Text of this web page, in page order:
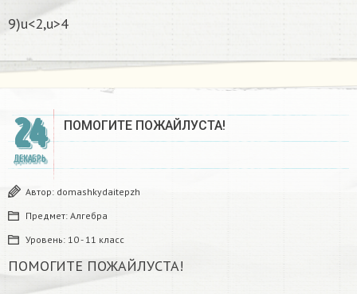
9)u<2,u>4
24
ДЕКАБРЬ
ПОМОГИТЕ ПОЖАЙЛУСТА!
Автор: domashkydaitepzh
Предмет: Алгебра
Уровень: 10 - 11 класс
ПОМОГИТЕ ПОЖАЙЛУСТА!